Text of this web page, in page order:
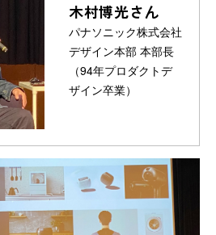
木村博光さん
パナソニック株式会社
デザイン本部 本部長
（94年プロダクトデ
ザイン卒業）